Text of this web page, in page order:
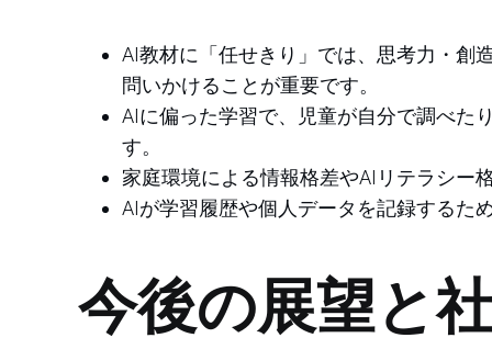
AI教材に「任せきり」では、思考力・創
問いかけることが重要です。
AIに偏った学習で、児童が自分で調べた
す。
家庭環境による情報格差やAIリテラシー
AIが学習履歴や個人データを記録するた
今後の展望と